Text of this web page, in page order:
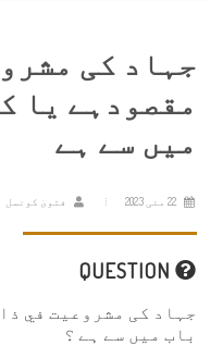
جہاد کی
مقصودہے یا
میں سے ہے
فتویٰ کونسل
جہاد کی مشروعیت في
باب میں سے ہے ؟